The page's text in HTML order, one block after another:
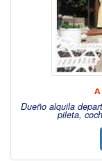
Dueño alquila
pileta,